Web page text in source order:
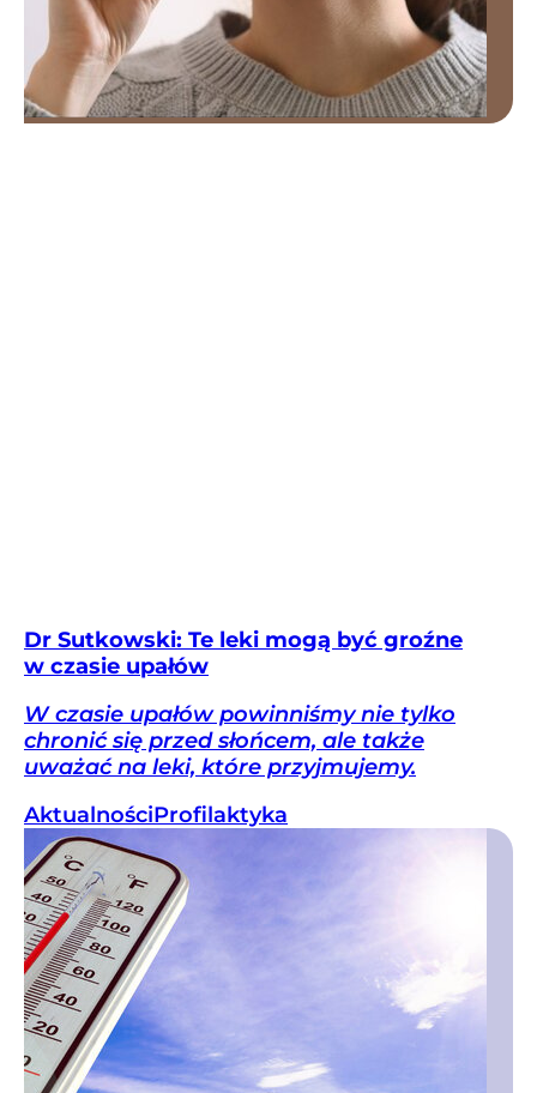
Dr Sutkowski: Te leki mogą być groźne
w czasie upałów
W czasie upałów powinniśmy nie tylko
chronić się przed słońcem, ale także
uważać na leki, które przyjmujemy.
AktualnościProfilaktyka